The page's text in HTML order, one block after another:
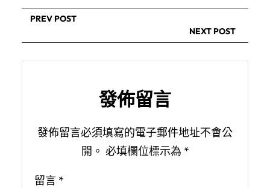
PREV POST
NEXT POST
發佈留言
發佈留言必須填寫的電子郵件地址不會公
開。 必填欄位標示為 *
留言 *